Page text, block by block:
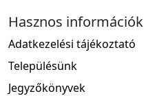
Hasznos információk
Adatkezelési tájékoztató
Településünk
Jegyzőkönyvek